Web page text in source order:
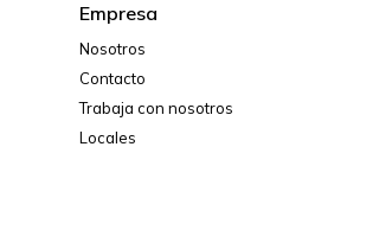
Empresa
Nosotros
Contacto
Trabaja con nosotros
Locales